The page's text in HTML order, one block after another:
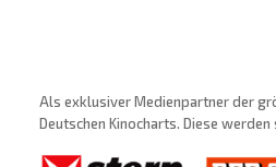
Als exklusiver Medienpartner der
Deutschen Kinocharts. Diese